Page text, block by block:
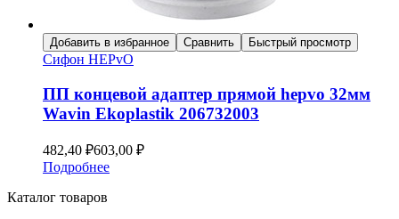
Добавить в избранное Сравнить Быстрый просмотр
Сифон HEPvO
ПП концевой адаптер прямой hepvo 32мм
Wavin Ekoplastik 206732003
482,40 ₽603,00 ₽
Подробнее
Каталог товаров